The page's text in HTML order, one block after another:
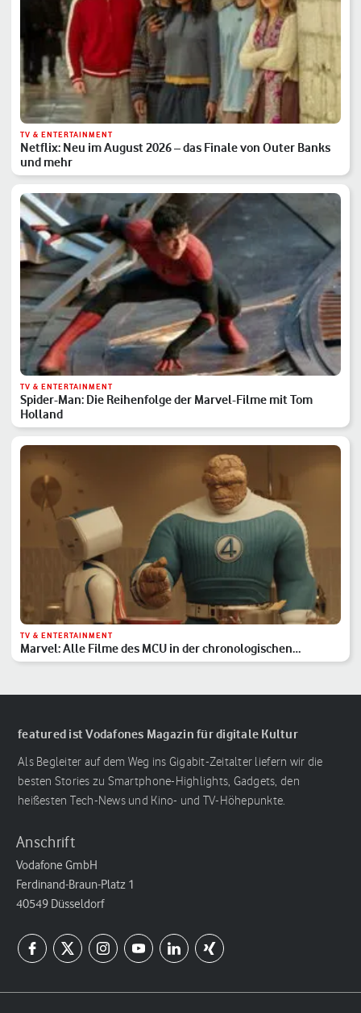
TV & ENTERTAINMENT
Netflix: Neu im August 2026 – das Finale von Outer Banks
und mehr
TV & ENTERTAINMENT
Spider-Man: Die Reihenfolge der Marvel-Filme mit Tom
Holland
TV & ENTERTAINMENT
Marvel: Alle Filme des MCU in der chronologischen
Reihenfolge
featured ist Vodafones Magazin für digitale Kultur
Als Begleiter auf dem Weg ins Gigabit-Zeitalter liefern wir die
besten Stories zu Smartphone-Highlights, Gadgets, den
heißesten Tech-News und Kino- und TV-Höhepunkte.
Anschrift
Vodafone GmbH
Ferdinand-Braun-Platz 1
40549 Düsseldorf